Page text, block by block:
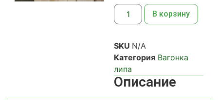
В корзину
SKU N/A
Категория Вагонка
липа
Описание